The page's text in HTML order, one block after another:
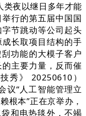
夜以继日多年才能
行的第五届中国国
节跳动等公司起头
长取项目结构的手
功能的大模子客户
主要力量，反而催
秀》 20250610）
议“人工智能管理立
根本”正在京举办，
和电热毯外，不竭